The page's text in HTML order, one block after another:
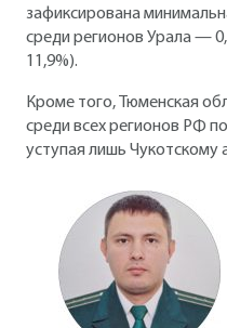
зафиксирована
среди регионов Урала —
11,9%).
Кроме того, Тюменская
среди всех регионов РФ
уступая лишь Чукотскому